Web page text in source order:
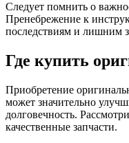
Следует помнить о
Пренебрежение к
последствиям и лишним
Где купить
Приобретение
может значительно
долговечность.
качественные запчасти.